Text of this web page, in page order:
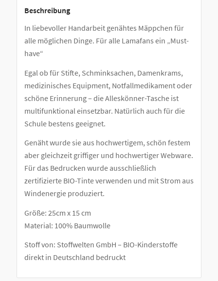
Beschreibung
In liebevoller Handarbeit genähtes Mäppchen für
alle möglichen Dinge. Für alle Lamafans ein „Must-
have“
Egal ob für Stifte, Schminksachen, Damenkrams,
medizinisches Equipment, Notfallmedikament oder
schöne Erinnerung – die Alleskönner-Tasche ist
multifunktional einsetzbar. Natürlich auch für die
Schule bestens geeignet.
Genäht wurde sie aus hochwertigem, schön festem
aber gleichzeit griffiger und hochwertiger Webware.
Für das Bedrucken wurde ausschließlich
zertifizierte BIO-Tinte verwenden und mit Strom aus
Windenergie produziert.
Größe: 25cm x 15 cm
Material: 100% Baumwolle
Stoff von: Stoffwelten GmbH – BIO-Kinderstoffe
direkt in Deutschland bedruckt